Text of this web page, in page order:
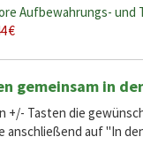
Aufbewahrungs-
€
gemeinsam in
+/- Tasten die
anschließend auf "In